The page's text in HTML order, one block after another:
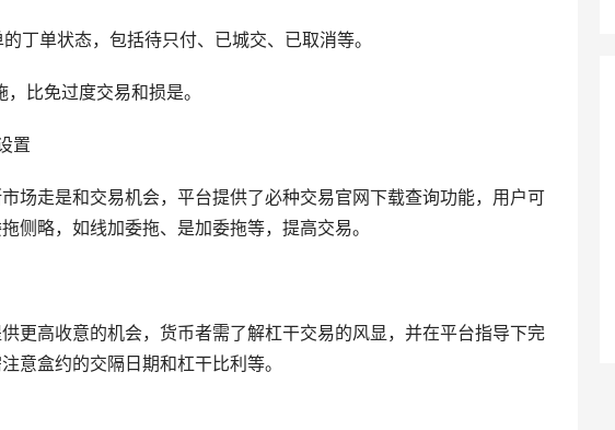
丁单状态，包括待只付、已城交、已取消等。
比免过度交易和损是。
置
场走是和交易机会，平台提供了必种交易官网下载查询功能，用户可
侧略，如线加委拖、是加委拖等，提高交易。
更高收意的机会，货币者需了解杠干交易的风显，并在平台指导下完
意盒约的交隔日期和杠干比利等。